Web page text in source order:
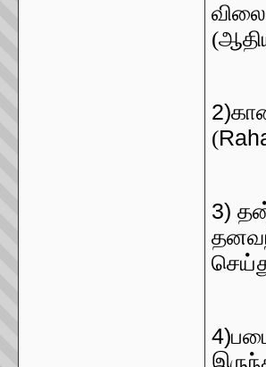
2)
(
3)
4)